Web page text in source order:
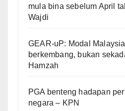
mula bina sebelum April
Wajdi
GEAR-uP: Modal
berkembang, bukan
Hamzah
PGA benteng hadapan
negara – KPN